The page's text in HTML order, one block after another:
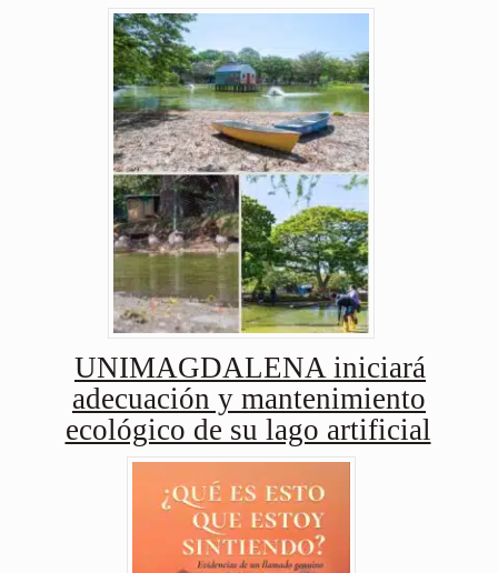
UNIMAGDALENA iniciará
adecuación y mantenimiento
ecológico de su lago artificial